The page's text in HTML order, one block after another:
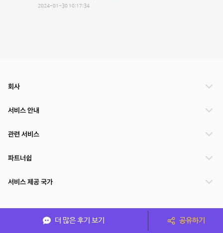
2024-01-30 10:17:34
더 많은 후기 보기 공유하기
회사
서비스 안내
관련 서비스
파트너쉽
서비스 제공 국가
(주)NSPACE 사업자정보